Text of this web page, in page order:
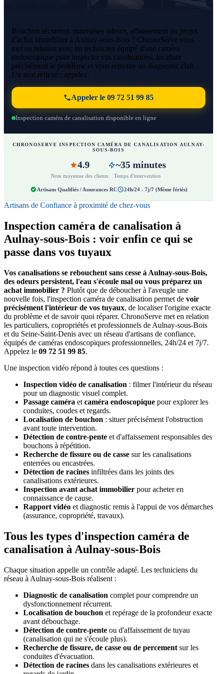
Bouchon récurrent, mauvaises odeurs, affaissement ou projet
d'achat immobilier à Aulnay-sous-Bois ? ChronoServe vous
met en relation avec un technicien équipé d'une caméra
endoscopique pour inspecter vos canalisations, localiser
précisément le problème et vous remettre un diagnostic clair.
Un seul réflexe : appelez.
Appeler le 09 72 51 99 85
Inspection caméra de canalisation disponible en ligne
CHRONOSERVE INSPECTION CAMÉRA DE CANALISATION AULNAY-
SOUS-BOIS
4.9
Note moyenne des clients
~35 minutes
Temps d'intervention
Artisans Qualifiés / Assurances RC 24h/24 - 7j/7 (Même fériés)
Artisans de Confiance à proximité de chez-vous
Inspection caméra de canalisation à
Aulnay-sous-Bois : voir enfin ce qui se
passe dans vos tuyaux
Vos canalisations se rebouchent sans cesse à Aulnay-sous-Bois,
des odeurs persistent, l'eau s'écoule mal ou vous préparez un
achat immobilier ? Plutôt que de déboucher à l'aveugle une
nouvelle fois, l'inspection caméra de canalisation permet de voir
précisément l'intérieur de vos tuyaux, de localiser l'origine exacte
du problème et de savoir quoi réparer. ChronoServe met en relation
les particuliers, copropriétés et professionnels de Aulnay-sous-Bois
et du Seine-Saint-Denis avec un réseau d'artisans de confiance,
équipés de caméras endoscopiques professionnelles, 24h/24 et 7j/7.
Appelez le 09 72 51 99 85.
Une inspection vidéo répond à toutes ces questions :
Inspection vidéo de canalisation : filmer l'intérieur du réseau
pour un diagnostic visuel complet.
Passage caméra et caméra endoscopique pour explorer les
conduites, coudes et regards.
Localisation de bouchon : situer précisément l'obstruction
avant toute intervention.
Détection de contre-pente et d'affaissement responsables des
bouchons à répétition.
Recherche de fissure ou de casse sur les canalisations
enterrées ou encastrées.
Détection de racines infiltrées dans les joints des
canalisations extérieures.
Inspection avant achat immobilier pour acheter en
connaissance de cause.
Rapport vidéo et diagnostic remis à l'appui de vos démarches
(assurance, copropriété, travaux).
Tous les types d'inspection caméra de
canalisation à Aulnay-sous-Bois
Chaque situation appelle un contrôle adapté. Les techniciens du
réseau à Aulnay-sous-Bois réalisent :
Diagnostic de canalisation complet pour comprendre un
dysfonctionnement récurrent.
Localisation de bouchon et repérage de la profondeur exacte
avant débouchage.
Détection de contre-pente ou d'affaissement de tuyau
(canalisation qui ne s'écoule plus).
Recherche de fissure, de casse ou de percement sur les
conduites d'évacuation.
Détection de racines dans les canalisations extérieures et